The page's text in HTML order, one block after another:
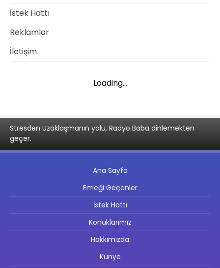
İstek Hattı
Reklamlar
İletişim
Loading...
Stresden Uzaklaşmanın yolu, Radyo Baba dinlemekten
geçer.
Ana Sayfa
Emeği Geçenler
İstek Hattı
Konuklarımız
Hakkımızda
Künye